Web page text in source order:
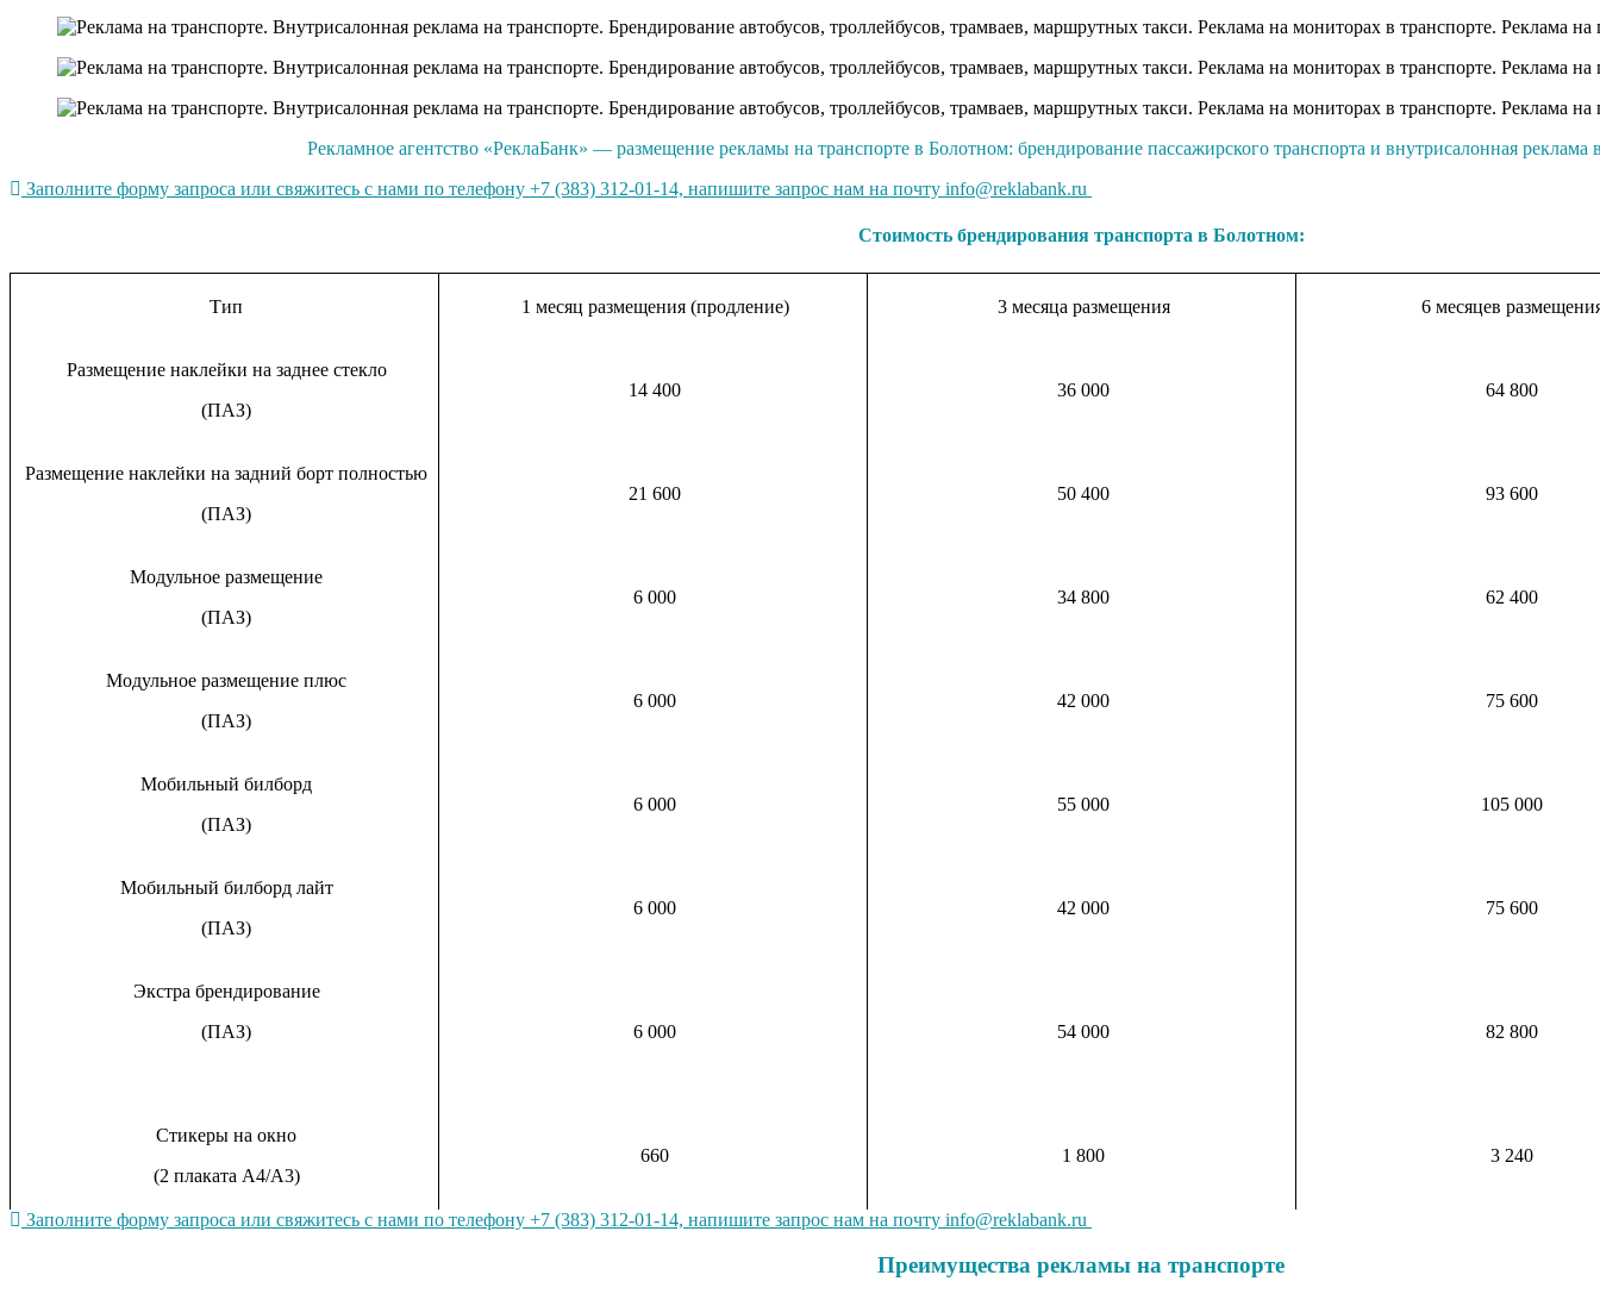
Рекламное агентство «РеклаБанк» — размещение рекламы на транспорте в Болотном: брендирование пассажирского транспорта и внутрисалонная реклама
Заполните форму запроса или свяжитесь с нами по телефону +7 (383) 312-01-14, напишите запрос нам на почту info@reklabank.ru
Стоимость брендирования транспорта в Болотном:
Тип 1 месяц размещения (продление) 3 месяца размещения 6 месяцев
Размещение наклейки на заднее стекло
(ПАЗ)
14 400 36 000 64 800
Размещение наклейки на задний борт полностью
(ПАЗ)
21 600 50 400 93 600
Модульное размещение
(ПАЗ)
6 000 34 800 62 400
Модульное размещение плюс
(ПАЗ)
6 000 42 000 75 600
Мобильный билборд
(ПАЗ)
6 000 55 000 105 000
Мобильный билборд лайт
(ПАЗ)
6 000 42 000 75 600
Экстра брендирование
(ПАЗ)
6 000 54 000 82 800
Стикеры на окно
(2 плаката А4/А3)
660 1 800 3 240
Заполните форму запроса или свяжитесь с нами по телефону +7 (383) 312-01-14, напишите запрос нам на почту info@reklabank.ru
Преимущества рекламы на транспорте